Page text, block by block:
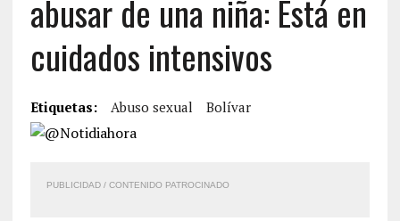
abusar de una niña: Está en
cuidados intensivos
Etiquetas: Abuso sexual Bolívar
PUBLICIDAD / CONTENIDO PATROCINADO